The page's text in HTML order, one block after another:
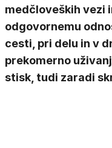
medčloveških vezi
odgovornemu
cesti, pri delu in v
prekomerno
stisk, tudi zaradi